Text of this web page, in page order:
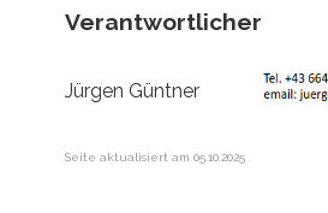
Verantwortlicher
Jürgen Güntner
Seite aktualisiert am 05.10.2025